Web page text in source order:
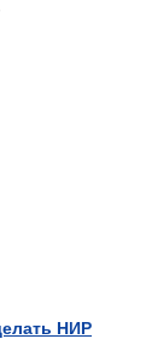
НИР